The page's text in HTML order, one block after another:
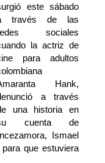
este sábado
través de las
sociales
la actriz de
para adultos
Hank,
a través
una historia en
cuenta de
Ismael
que estuviera